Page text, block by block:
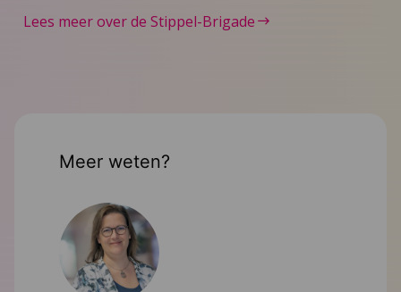
Lees meer over de Stippel-Brigade
Meer weten?